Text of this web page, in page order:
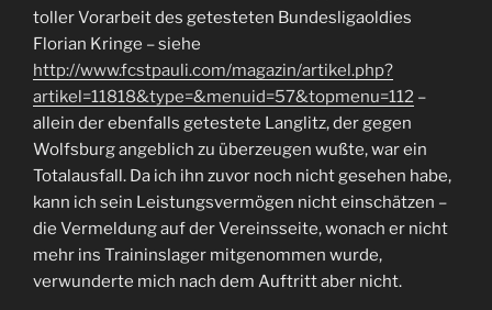
toller Vorarbeit des getesteten Bundesligaoldies
Florian Kringe – siehe
http://www.fcstpauli.com/magazin/artikel.php?
artikel=11818&type=&menuid=57&topmenu=112 –
allein der ebenfalls getestete Langlitz, der gegen
Wolfsburg angeblich zu überzeugen wußte, war ein
Totalausfall. Da ich ihn zuvor noch nicht gesehen habe,
kann ich sein Leistungsvermögen nicht einschätzen –
die Vermeldung auf der Vereinsseite, wonach er nicht
mehr ins Traininslager mitgenommen wurde,
verwunderte mich nach dem Auftritt aber nicht.